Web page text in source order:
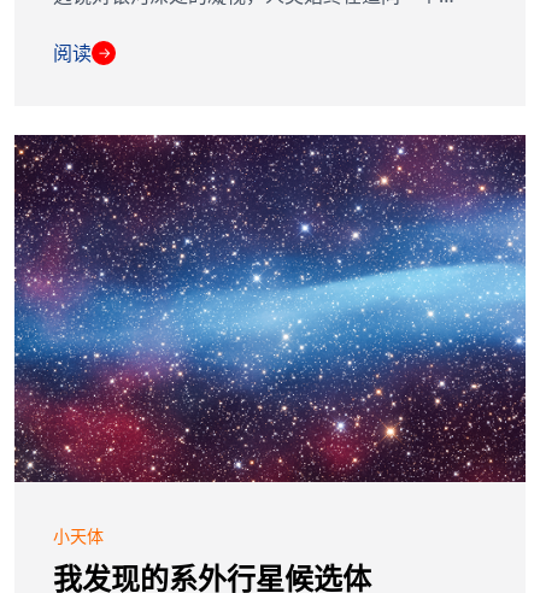
阅读 →
小天体
我发现的系外行星候选体